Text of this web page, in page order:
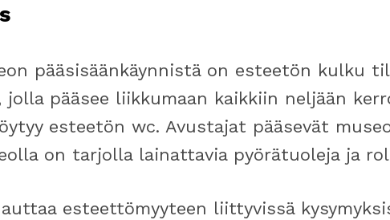
pääsisäänkäynnistä on esteetön kulku
jolla pääsee liikkumaan kaikkiin neljään
esteetön wc. Avustajat pääsevät
on tarjolla lainattavia pyörätuoleja ja
esteettömyyteen liittyvissä